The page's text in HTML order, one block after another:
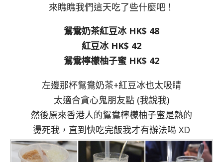
來瞧瞧我們這天吃了些什麼吧！
鴛鴦奶茶紅豆冰 HK$ 48
紅豆冰 HK$ 42
鴛鴦檸檬柚子蜜 HK$ 42
左邊那杯鴛鴦奶茶+紅豆冰也太吸睛
太適合貪心鬼朋友點 (我說我)
然後原來香港人的鴛鴦檸檬柚子蜜是熱的
燙死我，直到快吃完飯我才有辦法喝 XD